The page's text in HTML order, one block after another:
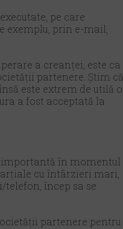
pe care
prin e-mail,
a creanței, este ca
partenere. Știm că
este extrem de utilă o
a fost acceptată la
importantă în momentul
cu întârzieri mari,
încep sa se
partenere pentru